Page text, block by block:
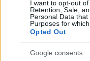
I want to opt-out of
Retention, Sale,
Personal Data
Purposes for
Opted Out
Google consents